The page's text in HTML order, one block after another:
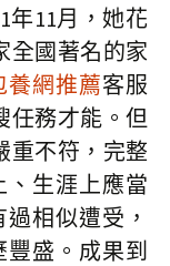
年11月，她花
全國著名的家
養網推薦客服
任務才能。但
重不符，完整
、生涯上應當
相似遭受，
盛。成果到